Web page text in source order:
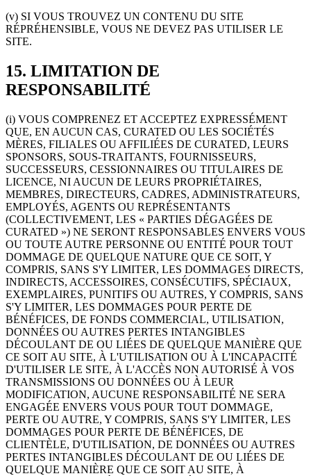
(v) SI VOUS TROUVEZ UN CONTENU DU SITE
RÉPRÉHENSIBLE, VOUS NE DEVEZ PAS UTILISER LE
SITE.
15. LIMITATION DE
RESPONSABILITÉ
(i) VOUS COMPRENEZ ET ACCEPTEZ EXPRESSÉMENT
QUE, EN AUCUN CAS, CURATED OU LES SOCIÉTÉS
MÈRES, FILIALES OU AFFILIÉES DE CURATED, LEURS
SPONSORS, SOUS-TRAITANTS, FOURNISSEURS,
SUCCESSEURS, CESSIONNAIRES OU TITULAIRES DE
LICENCE, NI AUCUN DE LEURS PROPRIÉTAIRES,
MEMBRES, DIRECTEURS, CADRES, ADMINISTRATEURS,
EMPLOYÉS, AGENTS OU REPRÉSENTANTS
(COLLECTIVEMENT, LES « PARTIES DÉGAGÉES DE
CURATED ») NE SERONT RESPONSABLES ENVERS VOUS
OU TOUTE AUTRE PERSONNE OU ENTITÉ POUR TOUT
DOMMAGE DE QUELQUE NATURE QUE CE SOIT, Y
COMPRIS, SANS S'Y LIMITER, LES DOMMAGES DIRECTS,
INDIRECTS, ACCESSOIRES, CONSÉCUTIFS, SPÉCIAUX,
EXEMPLAIRES, PUNITIFS OU AUTRES, Y COMPRIS, SANS
S'Y LIMITER, LES DOMMAGES POUR PERTE DE
BÉNÉFICES, DE FONDS COMMERCIAL, UTILISATION,
DONNÉES OU AUTRES PERTES INTANGIBLES
DÉCOULANT DE OU LIÉES DE QUELQUE MANIÈRE QUE
CE SOIT AU SITE, À L'UTILISATION OU À L'INCAPACITÉ
D'UTILISER LE SITE, À L'ACCÈS NON AUTORISÉ À VOS
TRANSMISSIONS OU DONNÉES OU À LEUR
MODIFICATION, AUCUNE RESPONSABILITÉ NE SERA
ENGAGÉE ENVERS VOUS POUR TOUT DOMMAGE,
PERTE OU AUTRE, Y COMPRIS, SANS S'Y LIMITER, LES
DOMMAGES POUR PERTE DE BÉNÉFICES, DE
CLIENTÈLE, D'UTILISATION, DE DONNÉES OU AUTRES
PERTES INTANGIBLES DÉCOULANT DE OU LIÉES DE
QUELQUE MANIÈRE QUE CE SOIT AU SITE, À